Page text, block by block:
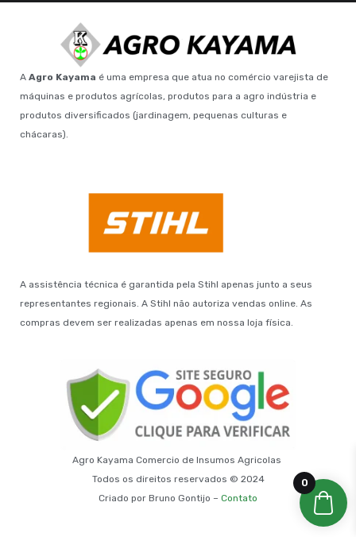
A Agro Kayama é uma empresa que atua no comércio varejista de
máquinas e produtos agrícolas, produtos para a agro indústria e
produtos diversificados (jardinagem, pequenas culturas e
chácaras).
A assistência técnica é garantida pela Stihl apenas junto a seus
representantes regionais. A Stihl não autoriza vendas online. As
compras devem ser realizadas apenas em nossa loja física.
Agro Kayama Comercio de Insumos Agricolas
Todos os direitos reservados © 2024
Criado por Bruno Gontijo – Contato
0